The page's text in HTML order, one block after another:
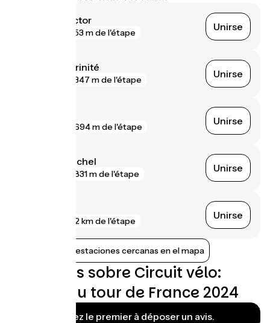
La Trinité Victor
53 m de l'étape Unirse
L'Ariane La Trinité
347 m de l'étape Unirse
694 m de l'étape Unirse
Nice Pont Michel
831 m de l'étape Unirse
2 km de l'étape Unirse
Mostrar las estaciones cercanas en el mapa
Opiniones sobre Circuit vélo:
L’étape du tour de France 2024
Soyez le premier à déposer un avis.